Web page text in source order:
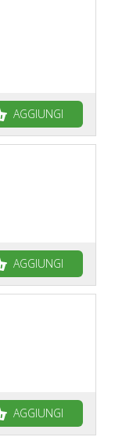
AGGIUNGI
AGGIUNGI
AGGIUNGI